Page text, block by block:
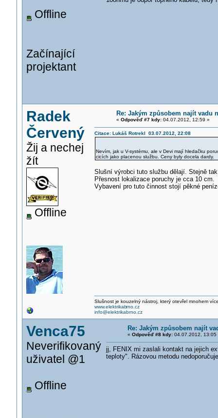
Offline
Začínající
projektant
Radek
Červený
Žij a nechej
žít
Offline
Re: Jakým způsobem najít vadu
« Odpověď #7 kdy:04.07.2012, 12:59 »
Citace: Lukáš Rotrekl 03.07.2012, 22:08
Nevím, jak u V-systému, ale v Devi mají hledačku
cicích jako placenou službu. Ceny byly docela dardy.
Slušní výrobci tuto službu dělají. Stejně
Přesnost lokalizace poruchy je cca 10 cm.
Vybavení pro tuto činnost stojí pěkné
Slušnost je kouzelný nástroj, který otevřel mnohem
www.elektrikabrno.cz
info@elektrikabrno.cz
Venca75
Neverifikovaný
uživatel @1
Offline
Re: Jakým způsobem najít
« Odpověď #8 kdy:04.07.2012, 13:05
jj, FENIX mi zaslali kontakt na jejich
teploty". Rázovou metodu